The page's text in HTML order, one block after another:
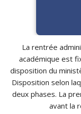
La rentrée
académique est
disposition du
Disposition selon
deux phases. La
avant la